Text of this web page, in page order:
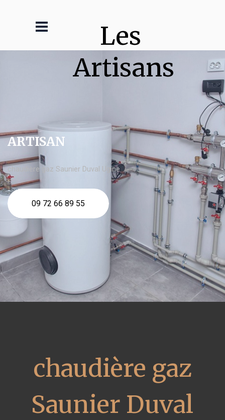
Les
Artisans
ARTISAN
chaudière gaz Saunier Duval Ugine
09 72 66 89 55
chaudière gaz
Saunier Duval